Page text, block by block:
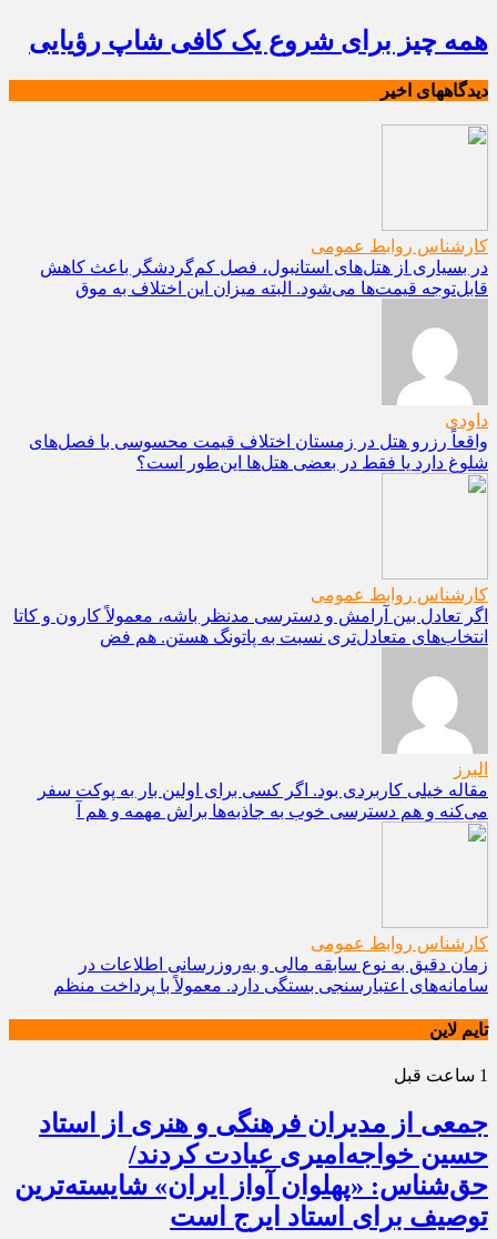
همه چیز برای شروع یک کافی شاپ رؤیایی
دیدگاههای اخیر
کارشناس روابط عمومی
در بسیاری از هتل‌های استانبول، فصل کم‌گردشگر باعث کاهش
قابل‌توجه قیمت‌ها می‌شود. البته میزان این اختلاف به موق
داودی
واقعاً رزرو هتل در زمستان اختلاف قیمت محسوسی با فصل‌های
شلوغ دارد یا فقط در بعضی هتل‌ها این‌طور است؟
کارشناس روابط عمومی
اگر تعادل بین آرامش و دسترسی مدنظر باشه، معمولاً کارون و کاتا
انتخاب‌های متعادل‌تری نسبت به پاتونگ هستن. هم فض
البرز
مقاله خیلی کاربردی بود. اگر کسی برای اولین بار به پوکت سفر
می‌کنه و هم دسترسی خوب به جاذبه‌ها براش مهمه و هم آ
کارشناس روابط عمومی
زمان دقیق به نوع سابقه مالی و به‌روزرسانی اطلاعات در
سامانه‌های اعتبارسنجی بستگی دارد. معمولاً با پرداخت منظم
تایم لاین
1 ساعت قبل
جمعی از مدیران فرهنگی و هنری از استاد
حسین خواجه‌امیری عیادت کردند/
حق‌شناس: «پهلوان آواز ایران» شایسته‌ترین
توصیف برای استاد ایرج است